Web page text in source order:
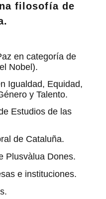
filosofía de
en categoría de
Nobel).
Igualdad, Equidad,
y Talento.
Estudios de las
de Cataluña.
Plusvàlua Dones.
e instituciones.